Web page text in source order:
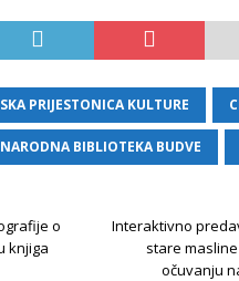
PRIJESTONICA KULTURE
NARODNA BIBLIOTEKA BUDVE
o
knjiga
Interaktivno
stare
očuvanju